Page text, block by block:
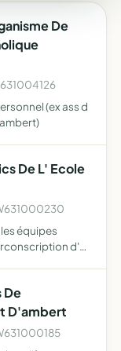
De
(ex ass d
De L' Ecole
équipes
d'
De
D'ambert